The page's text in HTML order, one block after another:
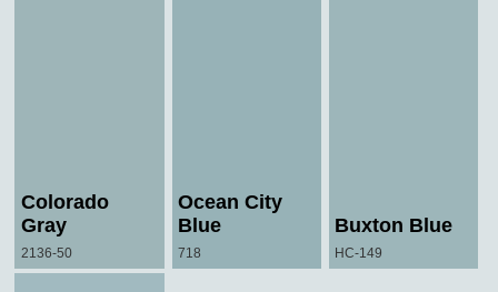
Colorado
Gray
2136-50
Ocean City
Blue
718
Buxton Blue
HC-149